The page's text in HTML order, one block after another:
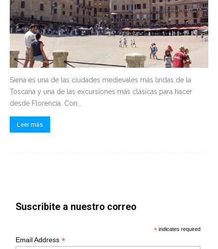
Siena es una de las ciudades medievales más lindas de la
Toscana y una de las excursiones más clásicas para hacer
desde Florencia. Con...
Leer más
Suscribite a nuestro correo
* indicates required
Email Address*